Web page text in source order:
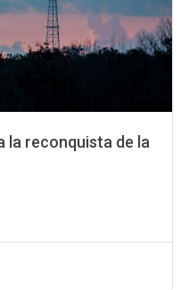
la reconquista de la